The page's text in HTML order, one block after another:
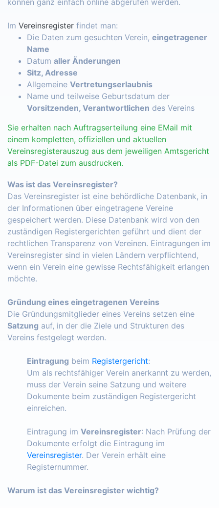
Im Vereinsregister findet man:
Die Daten zum gesuchten Verein, eingetragener
Name
Datum aller Änderungen
Sitz, Adresse
Allgemeine Vertretungserlaubnis
Name und teilweise Geburtsdatum der
Vorsitzenden, Verantwortlichen des Vereins
Sie erhalten nach Auftragserteilung eine EMail mit
einem kompletten, offiziellen und aktuellen
Vereinsregisterauszug aus dem jeweiligen Amtsgericht
als PDF-Datei zum ausdrucken.
Was ist das Vereinsregister?
Das Vereinsregister ist eine behördliche Datenbank, in
der Informationen über eingetragene Vereine
gespeichert werden. Diese Datenbank wird von den
zuständigen Registergerichten geführt und dient der
rechtlichen Transparenz von Vereinen. Eintragungen im
Vereinsregister sind in vielen Ländern verpflichtend,
wenn ein Verein eine gewisse Rechtsfähigkeit erlangen
möchte.
Gründung eines eingetragenen Vereins
Die Gründungsmitglieder eines Vereins setzen eine
Satzung auf, in der die Ziele und Strukturen des
Vereins festgelegt werden.
Eintragung beim Registergericht:
Um als rechtsfähiger Verein anerkannt zu werden,
muss der Verein seine Satzung und weitere
Dokumente beim zuständigen Registergericht
einreichen.
Eintragung im Vereinsregister: Nach Prüfung der
Dokumente erfolgt die Eintragung im
Vereinsregister. Der Verein erhält eine
Registernummer.
Warum ist das Vereinsregister wichtig?